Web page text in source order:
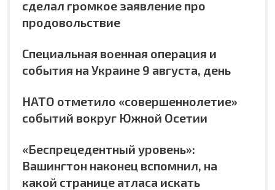
сделал громкое заявление про
продовольствие
Специальная военная операция и
события на Украине 9 августа, день
НАТО отметило «совершеннолетие»
событий вокруг Южной Осетии
«Беспрецедентный уровень»:
Вашингтон наконец вспомнил, на
какой странице атласа искать